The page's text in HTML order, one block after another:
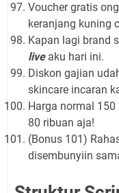
Voucher gratis
keranjang kuning
Kapan lagi brand
liveaku hari ini.
Diskon gajian
skincare incaran
Harga normal
80 ribuan aja!
(Bonus 101)
disembunyiin